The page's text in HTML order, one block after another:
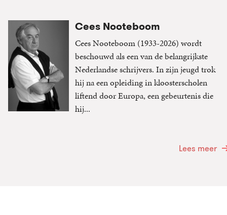
Cees Nooteboom
Cees Nooteboom (1933-2026) wordt
beschouwd als een van de belangrijkste
Nederlandse schrijvers. In zijn jeugd trok
hij na een opleiding in kloosterscholen
liftend door Europa, een gebeurtenis die
hij...
Lees meer